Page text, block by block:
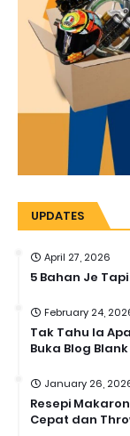
UPDATES
April 27, 2026
5 Bahan Je
February 24,
Tak Tahu la
Buka Blog
January 26,
Resepi
Cepat dan